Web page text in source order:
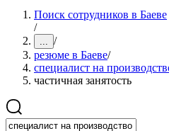
Поиск сотрудников в Баеве
/
... /
резюме в Баеве/
специалист на
частичная занятость